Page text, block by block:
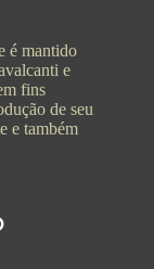
é mantido
e
fins
de seu
e também